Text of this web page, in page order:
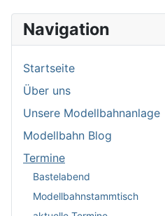
Navigation
Startseite
Über uns
Unsere Modellbahnanlage
Modellbahn Blog
Termine
Bastelabend
Modellbahnstammtisch